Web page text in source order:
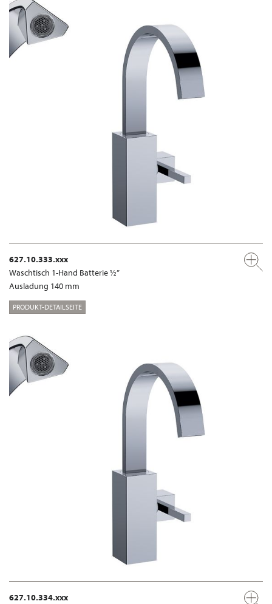
627.10.333.xxx
Waschtisch 1-Hand Batterie ½”
Ausladung 140 mm
PRODUKT-DETAILSEITE
627.10.334.xxx